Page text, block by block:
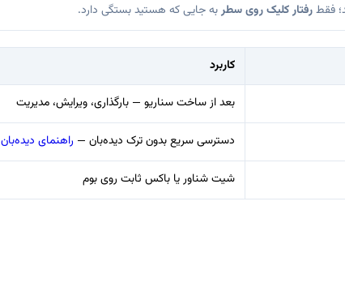
فقطرفتار کلیک روی سطربه جایی که هستید بستگی دارد.
کاربرد
بعد از ساخت سناریو — بارگذاری، ویرایش، مدیریت
دسترسی سریع بدون ترک دیده‌بان — راهنمای دیده‌بان
شیت شناور یا باکس ثابت روی بوم